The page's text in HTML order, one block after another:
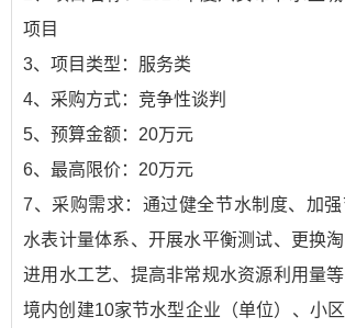
项目
3、项目类型：服务类
4、采购方式：竞争性谈判
5、预算金额：20万元
6、最高限价：20万元
7、采购需求：通过健全节水制度、加
水表计量体系、开展水平衡测试、更换
进用水工艺、提高非常规水资源利用量
境内创建10家节水型企业（单位）、小